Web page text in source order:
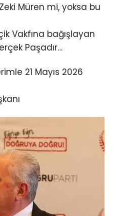
Müren mi, yoksa bu
Vakfına bağışlayan
Paşadır…
21 Mayıs 2026